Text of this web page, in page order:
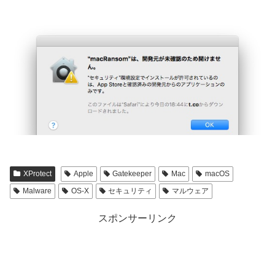
XProtect Apple Gatekeeper Mac
macOS
Malware
OS-X セキュリティ マルウェア
スポンサーリンク